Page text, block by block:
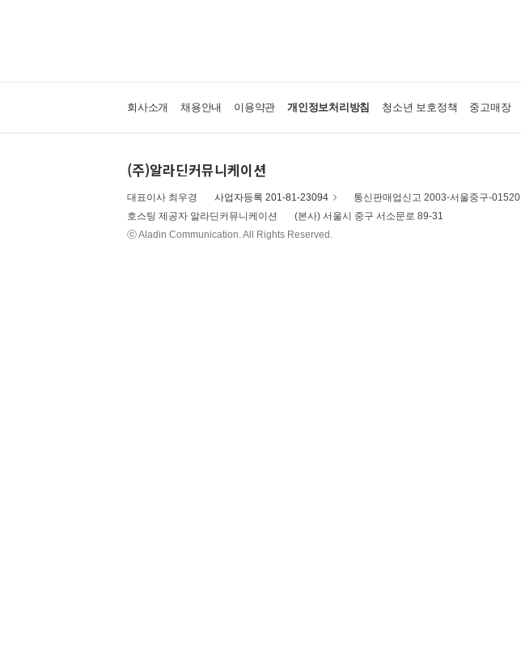
회사소개 채용안내 이용약관 개인정보처리방침 청소년 보호정책 중고매장
(주)알라딘커뮤니케이션
대표이사 최우경 사업자등록 201-81-23094 통신판매업신고 2003-서울중구-01520
호스팅 제공자 알라딘커뮤니케이션
(본사) 서울시 중구 서소문로 89-31
ⓒ Aladin Communication. All Rights Reserved.